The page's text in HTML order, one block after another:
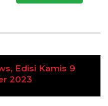
Edisi Kamis 9
2023